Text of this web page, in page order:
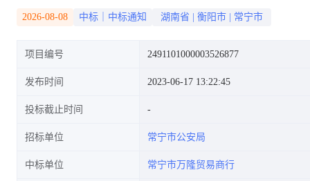
2026-08-08 中标｜中标通知 湖南省 衡阳市 常宁市
项目编号 2491101000003526877
发布时间 2023-06-17 13:22:45
投标截止时间
招标单位 常宁市公安局
中标单位 常宁市万隆贸易商行